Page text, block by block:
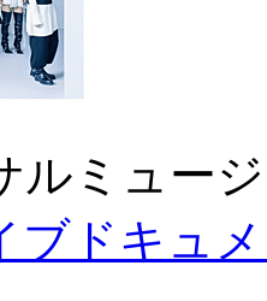
ルミュー
ブドキュ